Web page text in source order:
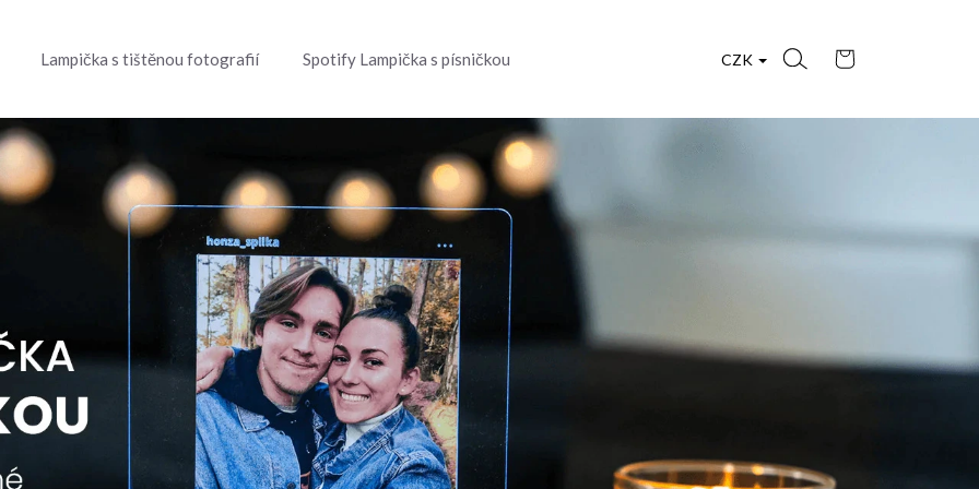
CZK
Nákupní
košík
Lampička s tištěnou fotografií Spotify Lampička s písničkou